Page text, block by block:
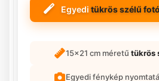
Egyedi tükrös szélű
15x21 cm méretű tükrös
Egyedi fénykép